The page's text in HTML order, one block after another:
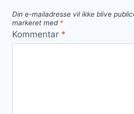
side
Din e-mailadresse vil ikke blive
markeret med *
Kommentar *